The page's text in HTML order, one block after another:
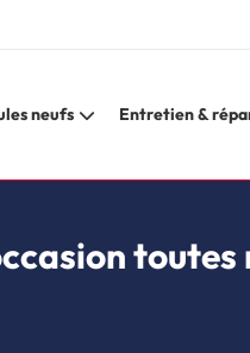
neufs Entretien &